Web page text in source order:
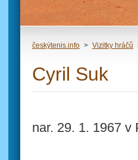
českýtenis.info > Vizitky hráčů
Cyril Suk
nar. 29. 1. 1967 v